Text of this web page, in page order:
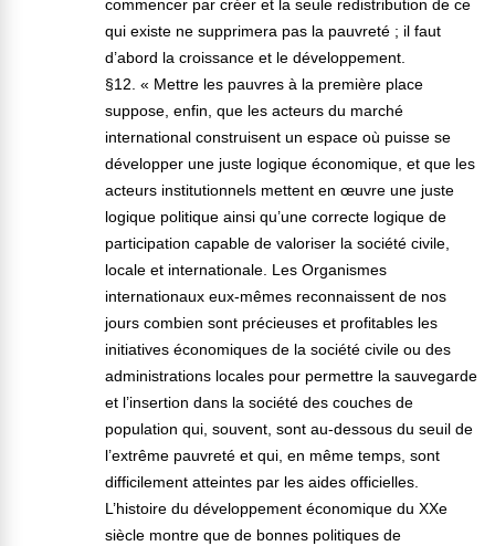
commencer par créer et la seule redistribution de ce
qui existe ne supprimera pas la pauvreté ; il faut
d’abord la croissance et le développement.
§12. « Mettre les pauvres à la première place
suppose, enfin, que les acteurs du marché
international construisent un espace où puisse se
développer une juste logique économique, et que les
acteurs institutionnels mettent en œuvre une juste
logique politique ainsi qu’une correcte logique de
participation capable de valoriser la société civile,
locale et internationale. Les Organismes
internationaux eux-mêmes reconnaissent de nos
jours combien sont précieuses et profitables les
initiatives économiques de la société civile ou des
administrations locales pour permettre la sauvegarde
et l’insertion dans la société des couches de
population qui, souvent, sont au-dessous du seuil de
l’extrême pauvreté et qui, en même temps, sont
difficilement atteintes par les aides officielles.
L’histoire du développement économique du XXe
siècle montre que de bonnes politiques de